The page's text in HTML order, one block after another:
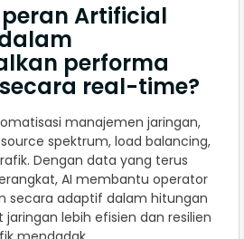
Artificial
performa
real-time?
manajemen jaringan,
spektrum, load balancing,
Dengan data yang terus
AI membantu operator
secara adaptif dalam hitungan
lebih efisien dan resilien